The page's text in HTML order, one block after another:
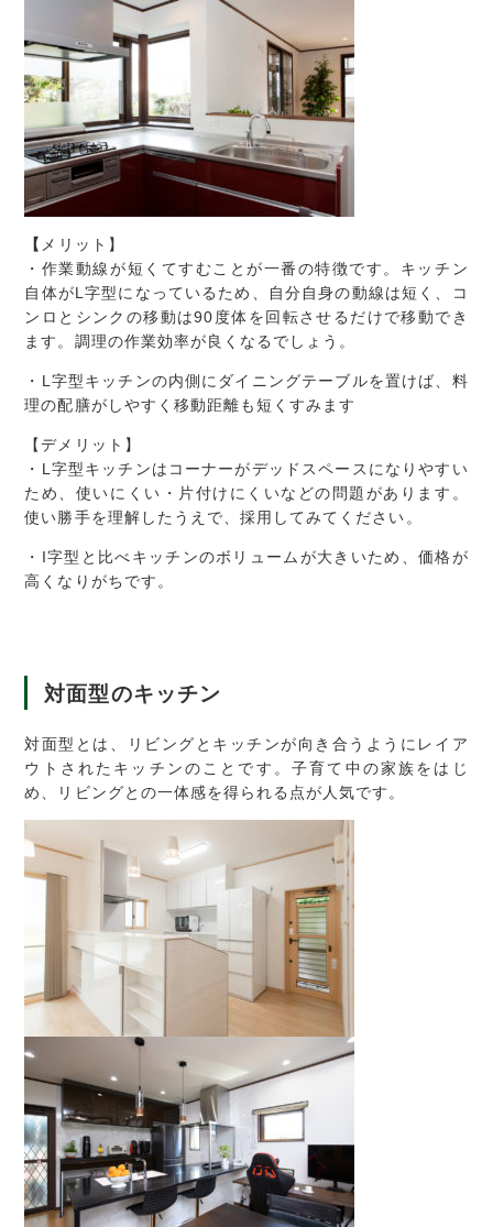
【 メリット】
・作業動線が短くてすむことが一番の特徴です。キッチン
自体がL字型になっているため、自分自身の動線は短く、コ
ンロとシンクの移動は90度体を回転させるだけで移動でき
ます。調理の作業効率が良くなるでしょう。
・L字型キッチンの内側にダイニングテーブルを置けば、料
理の配膳がしやすく移動距離も短くすみます
【デメリット】
・L字型キッチンはコーナーがデッドスペースになりやすい
ため、使いにくい・片付けにくいなどの問題があります。
使い勝手を理解したうえで、採用してみてください。
・I字型と比べキッチンのボリュームが大きいため、価格が
高くなりがちです。
対面型のキッチン
対面型とは、リビングとキッチンが向き合うようにレイア
ウトされたキッチンのことです。子育て中の家族をはじ
め、リビングとの一体感を得られる点が人気です。